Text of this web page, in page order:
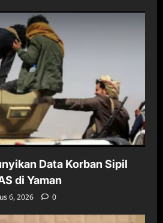
Data Korban Sipil
di Yaman
6, 2026 0